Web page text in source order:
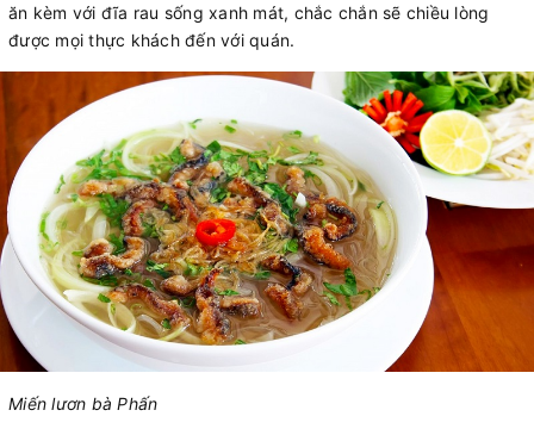
ăn kèm với đĩa rau sống xanh mát, chắc chắn sẽ chiều lòng
được mọi thực khách đến với quán.
Miến lươn bà Phấn